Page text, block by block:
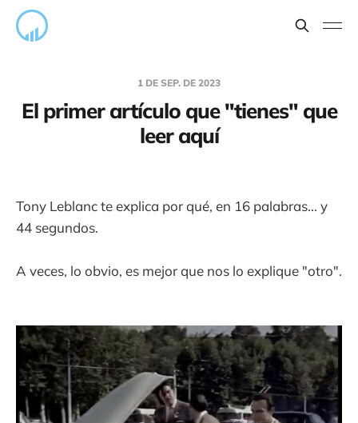
1 DE SEP. DE 2023
El primer artículo que "tienes" que
leer aquí
Tony Leblanc te explica por qué, en 16 palabras... y
44 segundos.
A veces, lo obvio, es mejor que nos lo explique "otro".